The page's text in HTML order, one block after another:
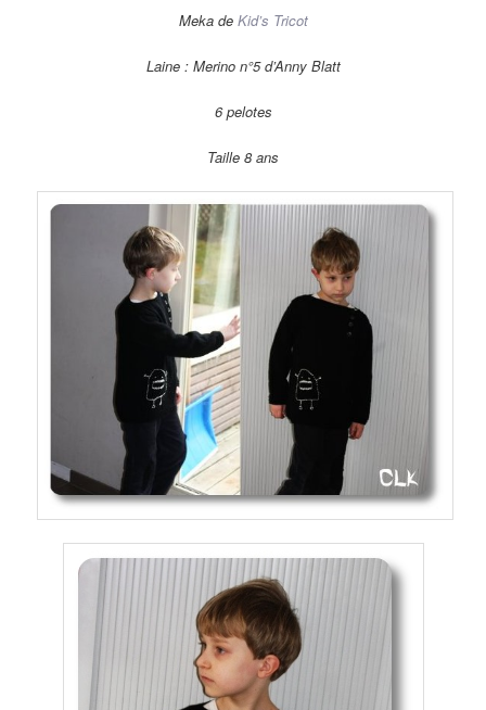
Meka de Kid’s Tricot
Laine : Merino n°5 d’Anny Blatt
6 pelotes
Taille 8 ans